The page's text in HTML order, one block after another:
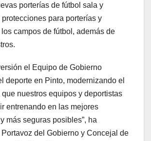
porterías de fútbol sala y
protecciones para porterías y
campos de fútbol, además de
el Equipo de Gobierno
deporte en Pinto, modernizando el
que nuestros equipos y deportistas
entrenando en las mejores
más seguras posibles”, ha
del Gobierno y Concejal de